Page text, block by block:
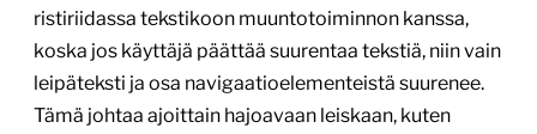
ristiriidassa tekstikoon muuntotoiminnon kanssa,
koska jos käyttäjä päättää suurentaa tekstiä, niin vain
leipäteksti ja osa navigaatioelementeistä suurenee.
Tämä johtaa ajoittain hajoavaan leiskaan, kuten